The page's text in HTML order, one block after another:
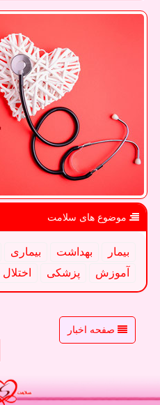
موضوع های سلامت
بیمار بهداشت بیماری
آموزش
پزشكی اختلال
صفحه اخبار